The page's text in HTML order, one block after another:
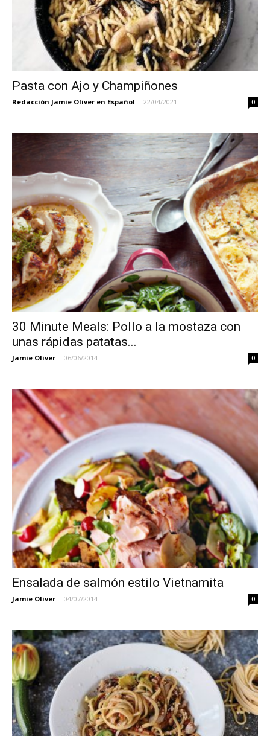
Pasta con Ajo y Champiñones
Redacción Jamie Oliver en Español - 22/04/2021 0
30 Minute Meals: Pollo a la mostaza con
unas rápidas patatas...
Jamie Oliver - 06/06/2014 0
Ensalada de salmón estilo Vietnamita
Jamie Oliver - 04/07/2014 0